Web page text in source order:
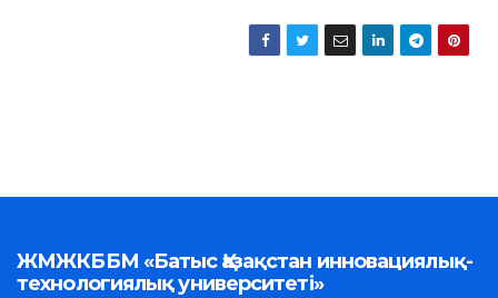
ЖМЖКББМ «Батыс Қазақстан инновациялық-
технологиялық университеті»